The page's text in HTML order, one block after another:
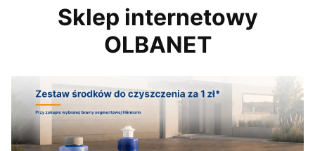
Sklep internetowy
OLBANET